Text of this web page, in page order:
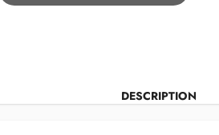
DESCRIPTION